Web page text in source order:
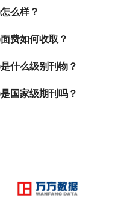
么样？
费如何收取？
什么级别刊物？
国家级期刊吗？